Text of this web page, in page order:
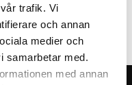
trafik. Vi
och annan
medier och
samarbetar med.
med annan